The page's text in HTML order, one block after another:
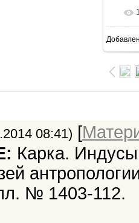
08:41) [
Карка.
№ 1403-112.